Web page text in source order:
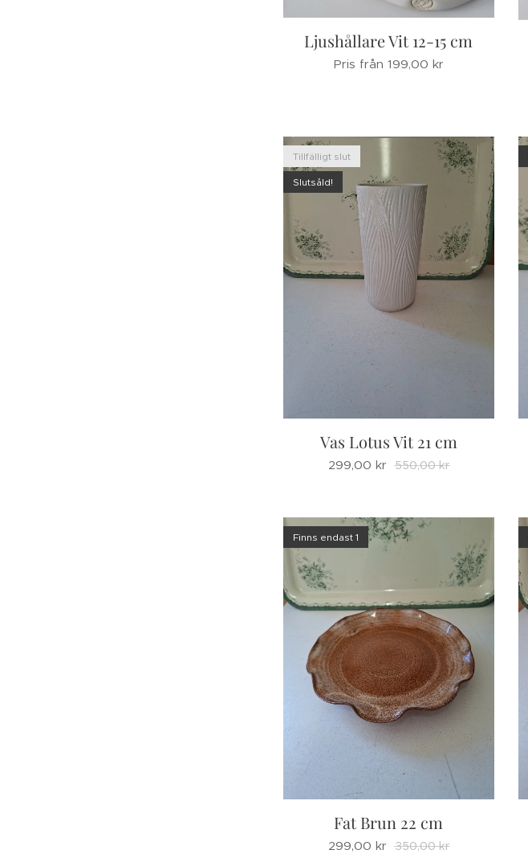
Ljushållare Vit 12-15 cm
Pris från 199,00 kr
Vas Lotus Vit 21 cm
Tillfälligt slut
Slutsåld!
299,00 kr 550,00kr
Fat Brun 22 cm
Finns endast 1
299,00 kr 350,00kr